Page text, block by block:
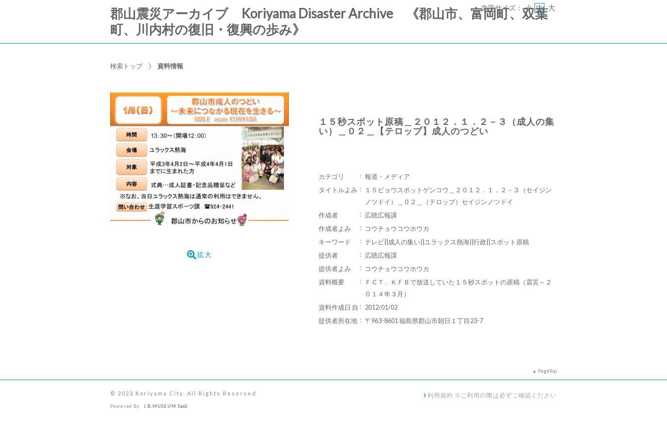
郡山震災アーカイブ Koriyama Disaster Archive 《郡山市、富岡町、双葉
町、川内村の復旧・復興の歩み》
文字サイズ： 小 中 大
検索トップ 資料情報
拡大
１５秒スポット原稿＿２０１２．１．２－３（成人の集
い）＿０２＿【テロップ】成人のつどい
カテゴリ
報道・メディア
タイトルよみ
１５ビョウスポットゲンコウ＿２０１２．１．２－３（セイジン
ノツドイ）＿０２＿（テロップ）セイジンノツドイ
作成者
広聴広報課
作成者よみ
コウチョウコウホウカ
キーワード
テレビ||成人の集い||ユラックス熱海||行政||スポット原稿
提供者
広聴広報課
提供者よみ
コウチョウコウホウカ
資料概要
ＦＣＴ、ＫＦＢで放送していた１５秒スポットの原稿（震災～２
０１４年３月）
資料作成日 自
2012/01/02
提供者所在地
〒963-8601 福島県郡山市朝日１丁目23-7
PageTop
利用規約 ※ご利用の際は必ずご確認ください
© 2023 Koriyama City. All Rights Reserved
Powered By I.B.MUSEUM SaaS